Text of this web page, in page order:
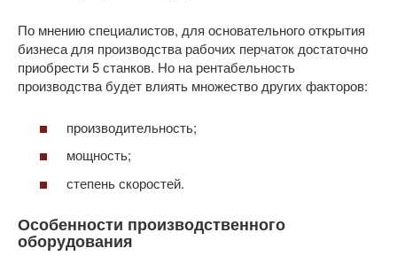
По мнению специалистов, для основательного открытия
бизнеса для производства рабочих перчаток достаточно
приобрести 5 станков. Но на рентабельность
производства будет влиять множество других факторов:
производительность;
мощность;
степень скоростей.
Особенности производственного
оборудования